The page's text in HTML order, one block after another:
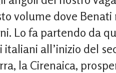
volume dove
Lo fa partendo da
all’inizio del
la Cirenaica,